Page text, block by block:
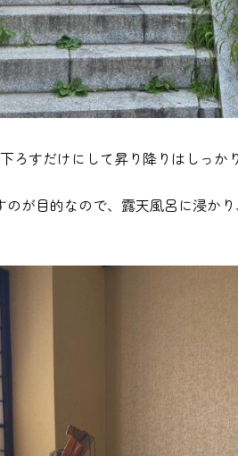
ろすだけにして昇り降りはしっか
が目的なので、露天風呂に浸か